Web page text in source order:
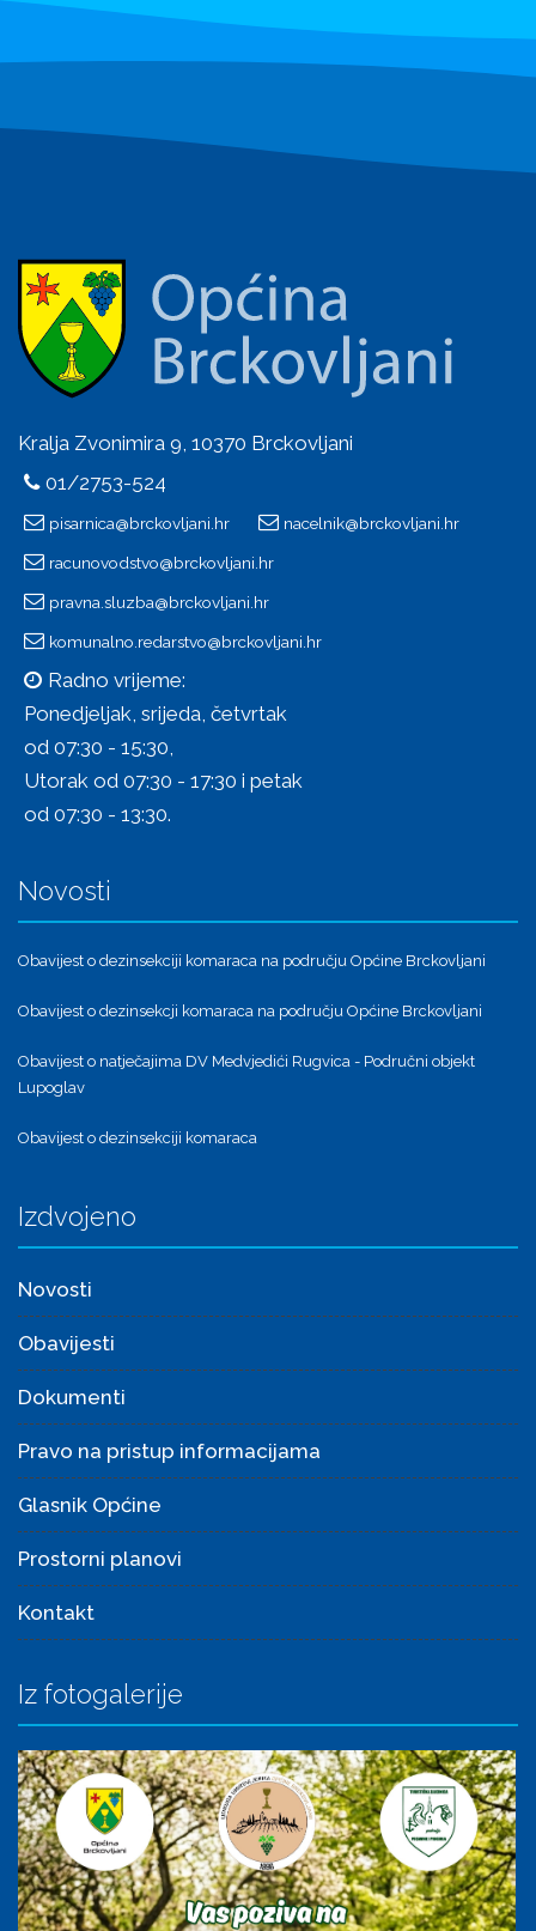
Kralja Zvonimira 9, 10370 Brckovljani
01/2753-524
pisarnica@brckovljani.hr nacelnik@brckovljani.hr
racunovodstvo@brckovljani.hr
pravna.sluzba@brckovljani.hr
komunalno.redarstvo@brckovljani.hr
Radno vrijeme:
Ponedjeljak, srijeda, četvrtak
od 07:30 - 15:30,
Utorak od 07:30 - 17:30 i petak
od 07:30 - 13:30.
Novosti
Obavijest o dezinsekciji komaraca na području Općine Brckovljani
Obavijest o dezinsekcji komaraca na području Općine Brckovljani
Obavijest o natječajima DV Medvjedići Rugvica - Područni objekt
Lupoglav
Obavijest o dezinsekciji komaraca
Izdvojeno
Novosti
Obavijesti
Dokumenti
Pravo na pristup informacijama
Glasnik Općine
Prostorni planovi
Kontakt
Iz fotogalerije